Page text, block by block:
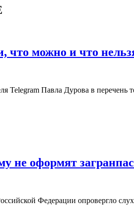
можно и что
Telegram Павла Дурова в перечень
не оформят
Федерации опровергло